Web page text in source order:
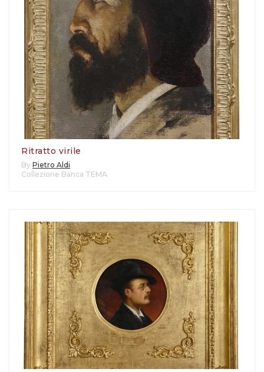
Ritratto virile
By Pietro Aldi
Collezione Banca TEMA